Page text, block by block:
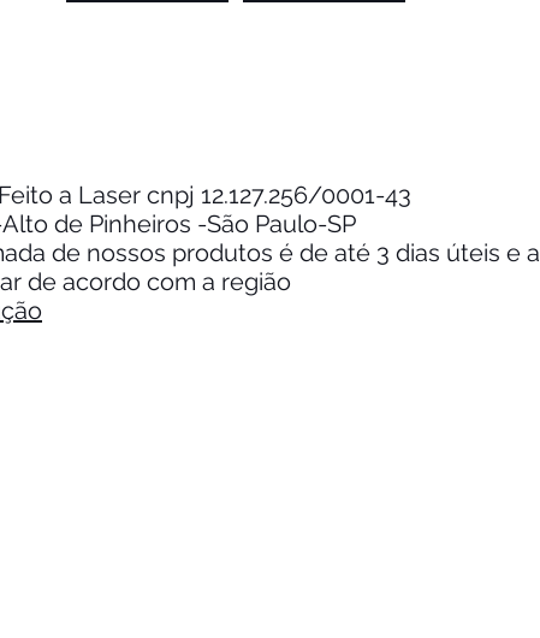
a Laser cnpj 12.127.256/0001-43
de Pinheiros -São Paulo-SP
de nossos produtos é de até 3 dias úteis e a
de acordo com a região